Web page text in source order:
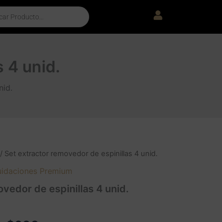
4 unid.
/ Set extractor removedor de espinillas 4 unid.
Premium
de espinillas 4 unid.